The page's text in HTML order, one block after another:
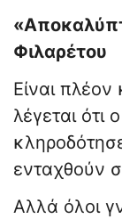
Φιλαρέτου
Είναι
λέγεται ότι
ενταχθούν
Αλλά όλοι